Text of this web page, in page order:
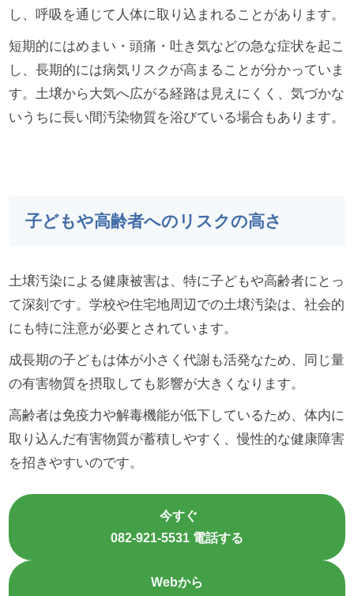
し、呼吸を通じて人体に取り込まれることがあります。
短期的にはめまい・頭痛・吐き気などの急な症状を起こ
し、長期的には病気リスクが高まることが分かっていま
す。土壌から大気へ広がる経路は見えにくく、気づかな
いうちに長い間汚染物質を浴びている場合もあります。
子どもや高齢者へのリスクの高さ
土壌汚染による健康被害は、特に子どもや高齢者にとっ
て深刻です。学校や住宅地周辺での土壌汚染は、社会的
にも特に注意が必要とされています。
成長期の子どもは体が小さく代謝も活発なため、同じ量
の有害物質を摂取しても影響が大きくなります。
高齢者は免疫力や解毒機能が低下しているため、体内に
取り込んだ有害物質が蓄積しやすく、慢性的な健康障害
を招きやすいのです。
今すぐ
082-921-5531 電話する
Webから